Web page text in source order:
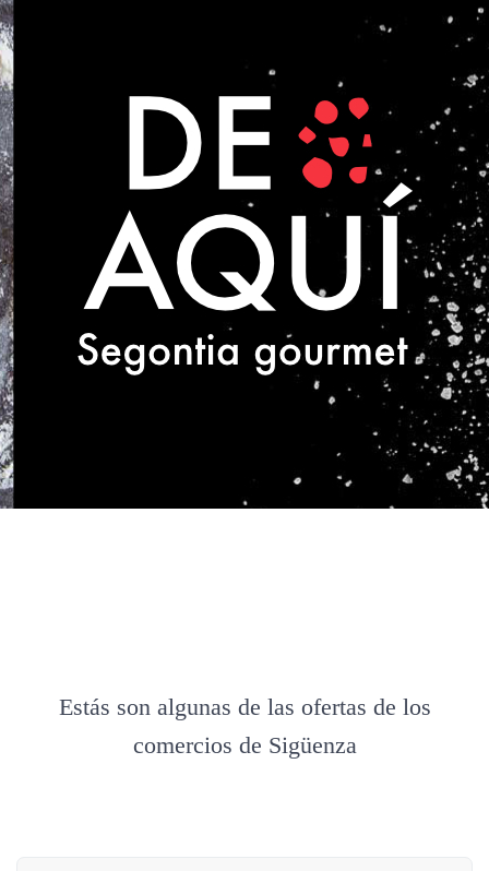
Estás son algunas de las ofertas de los
comercios de Sigüenza